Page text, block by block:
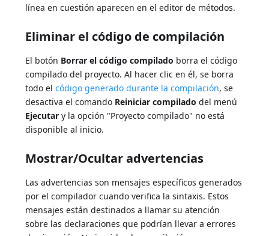
línea en cuestión aparecen en el editor de métodos.
Eliminar el código de compilación
El botón Borrar el código compilado borra el código
compilado del proyecto. Al hacer clic en él, se borra
todo elcódigo generado durante la compilación, se
desactiva el comando Reiniciar compilado del menú
Ejecutar y la opción "Proyecto compilado" no está
disponible al inicio.
Mostrar/Ocultar advertencias
Las advertencias son mensajes específicos generados
por el compilador cuando verifica la sintaxis. Estos
mensajes están destinados a llamar su atención
sobre las declaraciones que podrían llevar a errores